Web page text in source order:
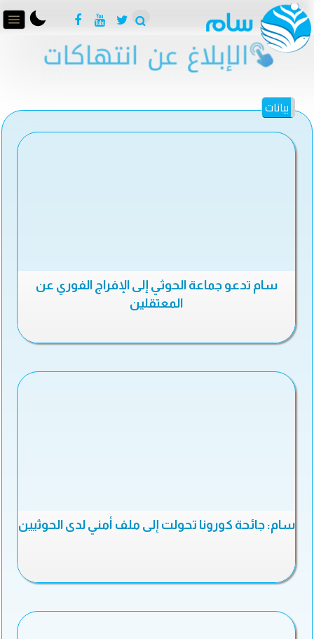
بيانات
سام تدعو جماعة الحوثي إلى الإفراج الفوري عن
المعتقلين
سام: جائحة كورونا تحولت إلى ملف أمني لدى الحوثيين